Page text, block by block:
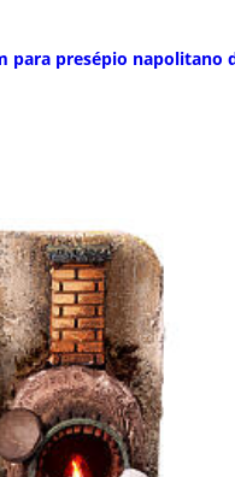
para presépio napolitano